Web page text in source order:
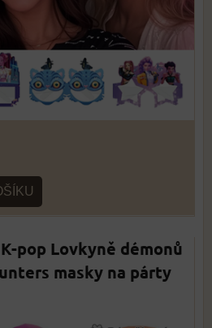
pop Lovkyně démonů
masky na párty